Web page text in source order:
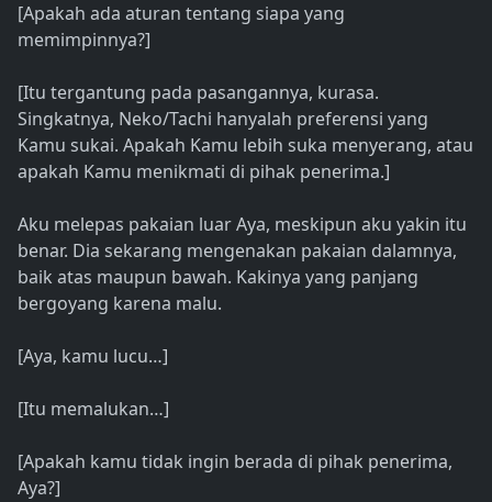
[Apakah ada aturan tentang siapa yang
memimpinnya?]
[Itu tergantung pada pasangannya, kurasa.
Singkatnya, Neko/Tachi hanyalah preferensi yang
Kamu sukai. Apakah Kamu lebih suka menyerang, atau
apakah Kamu menikmati di pihak penerima.]
Aku melepas pakaian luar Aya, meskipun aku yakin itu
benar. Dia sekarang mengenakan pakaian dalamnya,
baik atas maupun bawah. Kakinya yang panjang
bergoyang karena malu.
[Aya, kamu lucu…]
[Itu memalukan…]
[Apakah kamu tidak ingin berada di pihak penerima,
Aya?]